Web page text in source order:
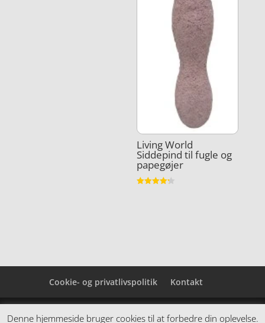
Living World
Siddepind til fugle og
papegøjer
Cookie- og privatlivspolitik Kontakt
Denne hjemmeside samler et bredt udvalg af
Denne hjemmeside bruger cookies til at forbedre din oplevelse.